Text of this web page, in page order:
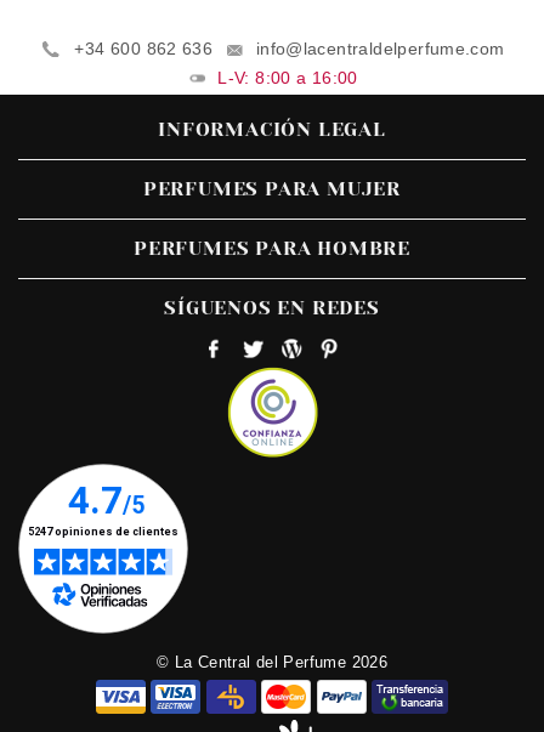
+34 600 862 636
info@lacentraldelperfume.com
L-V: 8:00 a 16:00
INFORMACIÓN LEGAL
PERFUMES PARA MUJER
PERFUMES PARA HOMBRE
SÍGUENOS EN REDES
© La Central del Perfume 2026